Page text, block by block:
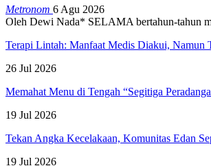
Metronom 6 Agu 2026
Oleh Dewi Nada* SELAMA bertahun-tahun
Terapi Lintah: Manfaat Medis Diakui, Namun
26 Jul 2026
Memahat Menu di Tengah “Segitiga
19 Jul 2026
Tekan Angka Kecelakaan, Komunitas Edan
19 Jul 2026